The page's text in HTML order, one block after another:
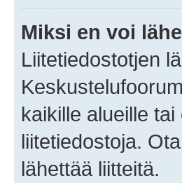
Miksi en voi
Liitetiedostotjen
kaikille alueille
liitetiedostoja.
lähettää liitteitä.